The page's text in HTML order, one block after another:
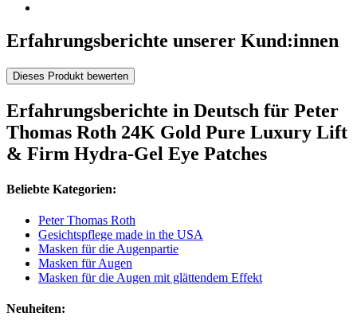
Erfahrungsberichte unserer Kund:innen
Dieses Produkt bewerten
Erfahrungsberichte in Deutsch für Peter
Thomas Roth 24K Gold Pure Luxury Lift
& Firm Hydra-Gel Eye Patches
Beliebte Kategorien:
Peter Thomas Roth
Gesichtspflege made in the USA
Masken für die Augenpartie
Masken für Augen
Masken für die Augen mit glättendem Effekt
Neuheiten: